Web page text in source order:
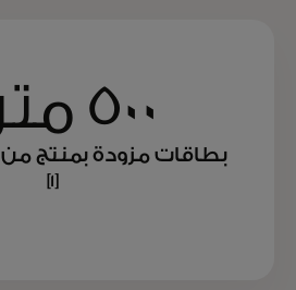
500 متر+
بطاقات مزودة بمنتج من Mastercard
[1]